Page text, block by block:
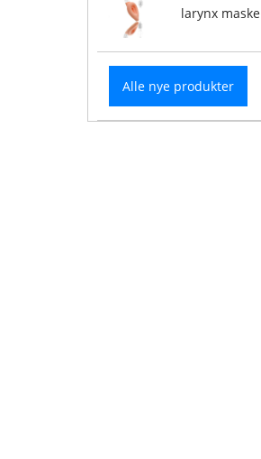
larynx maske
Alle nye produkter